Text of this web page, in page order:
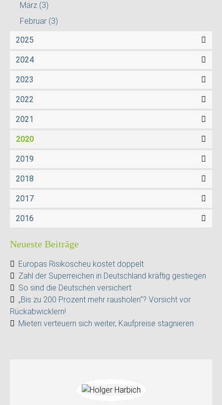
März (3)
Februar (3)
2025
2024
2023
2022
2021
2020
2019
2018
2017
2016
Neueste Beiträge
Europas Risikoscheu kostet doppelt
Zahl der Superreichen in Deutschland kräftig gestiegen
So sind die Deutschen versichert
„Bis zu 200 Prozent mehr rausholen“? Vorsicht vor
Rückabwicklern!
Mieten verteuern sich weiter, Kaufpreise stagnieren